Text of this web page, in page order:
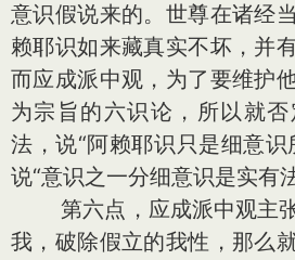
意识假说来的。世尊在诸经
赖耶识如来藏真实不坏，并
而应成派中观，为了要维护
为宗旨的六识论，所以就
法，说“阿赖耶识只是细意
说“意识之一分细意识是实有
第六点，应成派中观主张
我，破除假立的我性，那么